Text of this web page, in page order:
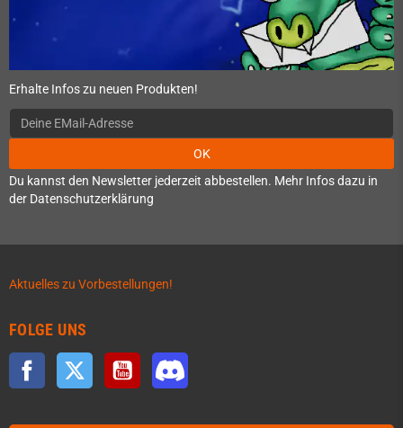
Erhalte Infos zu neuen Produkten!
OK
Du kannst den Newsletter jederzeit abbestellen. Mehr Infos dazu in
der Datenschutzerklärung
Aktuelles zu Vorbestellungen!
FOLGE UNS
Facebook Twitter YouTube